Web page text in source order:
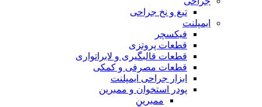
تیغ و نخ جراحی
ایمپلنت
فیکسچر
قطعات پروتزی
قطعات قالبگیری و لابراتواری
قطعات مصرفی و کمکی
ابزار جراحی ایمپلنت
پودر استخوان و ممبرین
ممبرین